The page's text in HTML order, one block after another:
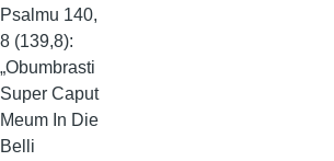
Psalmu 140,
8 (139,8):
„Obumbrasti
Super Caput
Meum In Die
Belli